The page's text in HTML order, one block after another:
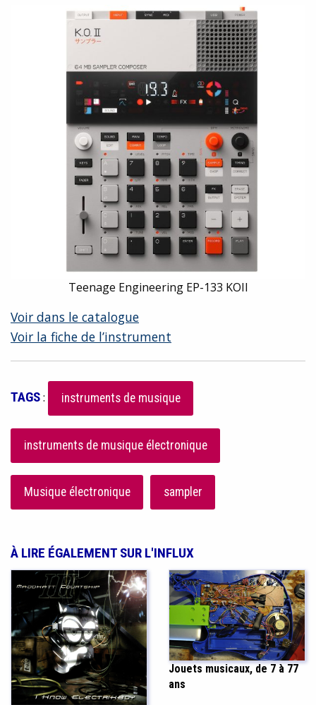
Teenage Engineering EP-133 KOII
Voir dans le catalogue
Voir la fiche de l’instrument
TAGS: instruments de musique
instruments de musique électronique
Musique électronique sampler
À LIRE ÉGALEMENT SUR L'INFLUX
Jouets musicaux, de 7 à 77
ans